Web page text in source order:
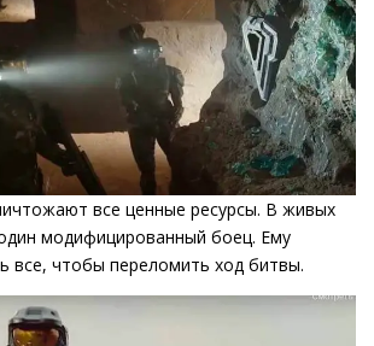
все ценные ресурсы. В живых
модифицированный боец. Ему
все, чтобы переломить ход битвы.